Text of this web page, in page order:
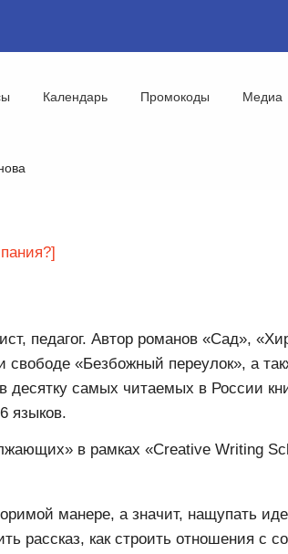
Календарь Промокоды Медиа
педагог. Автор романов «Сад»,
«Безбожный переулок», а
самых читаемых в России
языков.
в рамках «Creative Writing
манере, а значит, нащупать
рассказ, как строить отношения с